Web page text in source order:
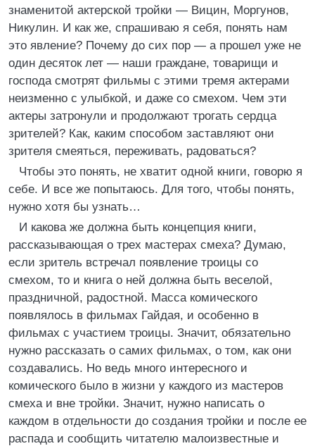
знаменитой актерской тройки — Вицин, Моргунов,
Никулин. И как же, спрашиваю я себя, понять нам
это явление? Почему до сих пор — а прошел уже не
один десяток лет — наши граждане, товарищи и
господа смотрят фильмы с этими тремя актерами
неизменно с улыбкой, и даже со смехом. Чем эти
актеры затронули и продолжают трогать сердца
зрителей? Как, каким способом заставляют они
зрителя смеяться, переживать, радоваться?
Чтобы это понять, не хватит одной книги, говорю я
себе. И все же попытаюсь. Для того, чтобы понять,
нужно хотя бы узнать…
И какова же должна быть концепция книги,
рассказывающая о трех мастерах смеха? Думаю,
если зритель встречал появление троицы со
смехом, то и книга о ней должна быть веселой,
праздничной, радостной. Масса комического
появлялось в фильмах Гайдая, и особенно в
фильмах с участием троицы. Значит, обязательно
нужно рассказать о самих фильмах, о том, как они
создавались. Но ведь много интересного и
комического было в жизни у каждого из мастеров
смеха и вне тройки. Значит, нужно написать о
каждом в отдельности до создания тройки и после ее
распада и сообщить читателю малоизвестные и